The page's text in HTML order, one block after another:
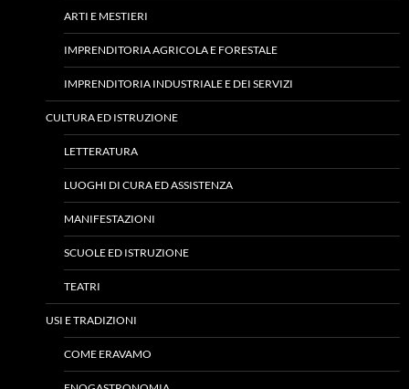
ARTI E MESTIERI
IMPRENDITORIA AGRICOLA E FORESTALE
IMPRENDITORIA INDUSTRIALE E DEI SERVIZI
CULTURA ED ISTRUZIONE
LETTERATURA
LUOGHI DI CURA ED ASSISTENZA
MANIFESTAZIONI
SCUOLE ED ISTRUZIONE
TEATRI
USI E TRADIZIONI
COME ERAVAMO